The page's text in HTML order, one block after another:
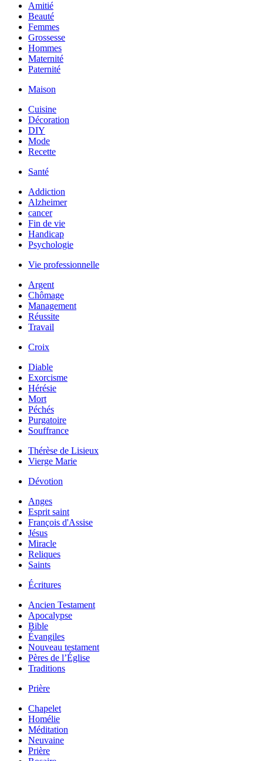
Amitié
Beauté
Femmes
Grossesse
Hommes
Maternité
Paternité
Maison
Cuisine
Décoration
DIY
Mode
Recette
Santé
Addiction
Alzheimer
cancer
Fin de vie
Handicap
Psychologie
Vie professionnelle
Argent
Chômage
Management
Réussite
Travail
Croix
Diable
Exorcisme
Hérésie
Mort
Péchés
Purgatoire
Souffrance
Thérèse de Lisieux
Vierge Marie
Dévotion
Anges
Esprit saint
François d'Assise
Jésus
Miracle
Reliques
Saints
Écritures
Ancien Testament
Apocalypse
Bible
Évangiles
Nouveau testament
Pères de l’Église
Traditions
Prière
Chapelet
Homélie
Méditation
Neuvaine
Prière